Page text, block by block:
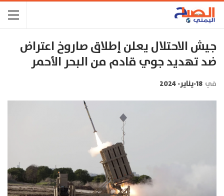
جيش الاحتلال يعلن إطلاق صاروخ اعتراض
ضد تهديد جوي قادم من البحر الأحمر
في 18-يناير- 2024